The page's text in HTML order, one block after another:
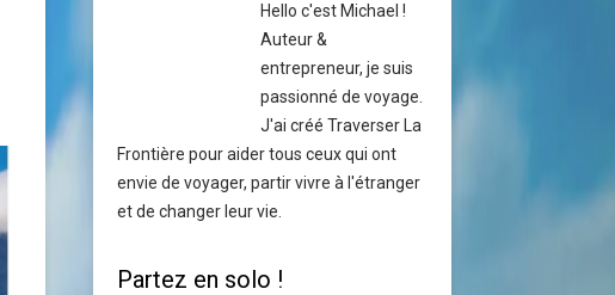
Hello c'est Michael !
Auteur &
entrepreneur, je suis
passionné de voyage.
J'ai créé Traverser La
Frontière pour aider tous ceux qui ont
envie de voyager, partir vivre à l'étranger
et de changer leur vie.
Partez en solo !